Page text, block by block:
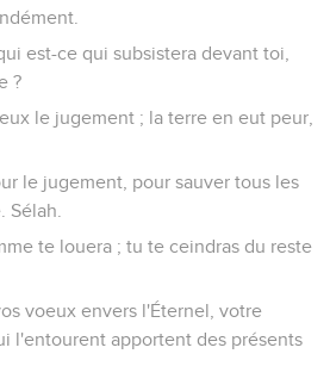
est-ce qui subsistera devant toi,
?
le jugement ; la terre en eut peur,
le jugement, pour sauver tous les
Sélah.
te louera ; tu te ceindras du reste
voeux envers l'Éternel, votre
l'entourent apportent des présents